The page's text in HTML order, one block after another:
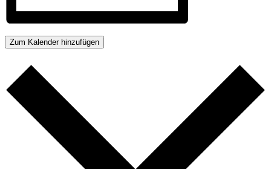
Zum Kalender hinzufügen